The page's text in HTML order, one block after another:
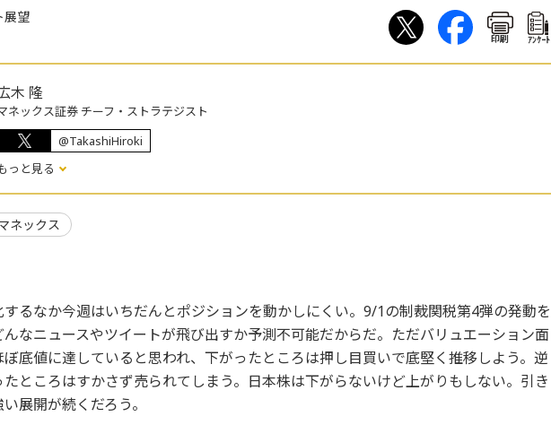
展望
印刷 ｱﾝｹｰﾄ
木 隆
ネックス証券 チーフ・ストラテジスト
@TakashiHiroki
っと見る
ネックス
るなか今週はいちだんとポジションを動かしにくい。9/1の制裁関税第4弾の発動を
んなニュースやツイートが飛び出すか予測不可能だからだ。ただバリュエーション面
底値に達していると思われ、下がったところは押し目買いで底堅く推移しよう。逆
たところはすかさず売られてしまう。日本株は下がらないけど上がりもしない。引き
展開が続くだろう。